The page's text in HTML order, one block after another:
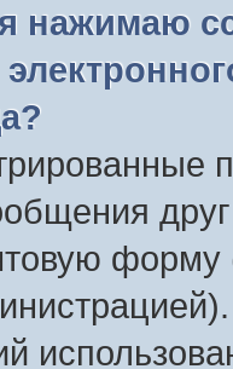
нажимаю